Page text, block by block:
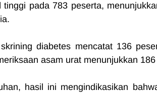
tinggi pada 783 peserta,
diabetes mencatat 136
asam urat menunjukkan
hasil ini mengindikasikan